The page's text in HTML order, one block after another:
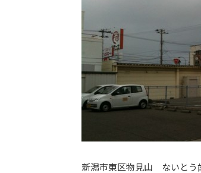
新潟市東区物見山 ない